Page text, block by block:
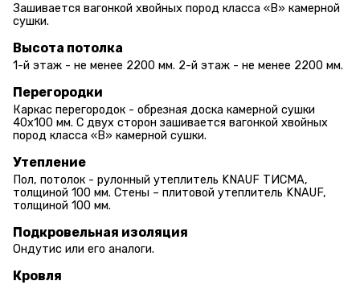
Зашивается вагонкой хвойных пород класса «В» камерной
сушки.
Высота потолка
1-й этаж - не менее 2200 мм. 2-й этаж - не менее 2200 мм.
Перегородки
Каркас перегородок - обрезная доска камерной сушки
40х100 мм. С двух сторон зашивается вагонкой хвойных
пород класса «В» камерной сушки.
Утепление
Пол, потолок - рулонный утеплитель KNAUF ТИСМА,
толщиной 100 мм. Стены – плитовой утеплитель KNAUF,
толщиной 100 мм.
Подкровельная изоляция
Ондутис или его аналоги.
Кровля